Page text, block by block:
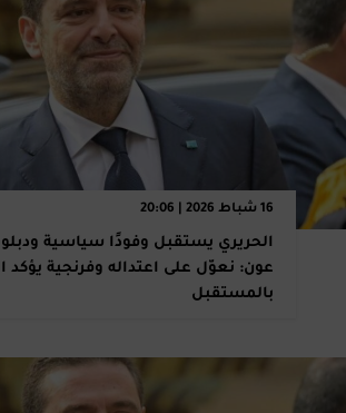
16 شباط 2026 | 20:06
الحريري يستقبل وفودًا سياسية
عون: نعوّل على اعتداله وفرنجية يؤكد
بالمستقبل